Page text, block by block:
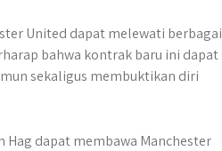
United dapat melewati berbagai
bahwa kontrak baru ini dapat
sekaligus membuktikan diri
Hag dapat membawa Manchester